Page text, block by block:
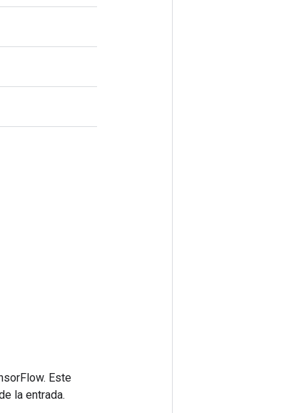
Este
la entrada.